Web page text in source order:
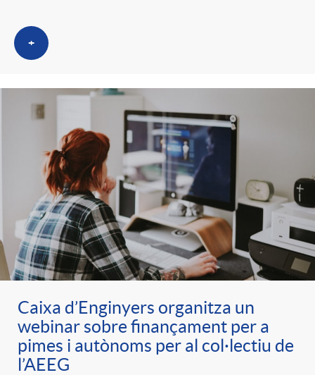
+
Caixa d’Enginyers organitza un
webinar sobre finançament per a
pimes i autònoms per al col·lectiu de
l’AEEG